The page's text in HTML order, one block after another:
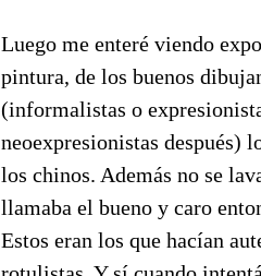
Luego me enteré viendo
pintura, de los buenos
(informalistas o
neoexpresionistas después)
los chinos. Además no se
llamaba el bueno y caro
Estos eran los que hacían